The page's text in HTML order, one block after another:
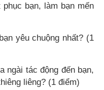
bạn, làm bạn mến
yêu chuộng nhất? (1
ngài tác động đến bạn,
liêng? (1 điểm)